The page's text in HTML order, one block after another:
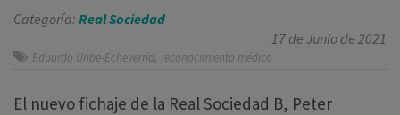
Categoría: Real Sociedad
17 de Junio de 2021
Eduardo Uribe-Echeverría, reconocimiento médico
El nuevo fichaje de la Real Sociedad B, Peter